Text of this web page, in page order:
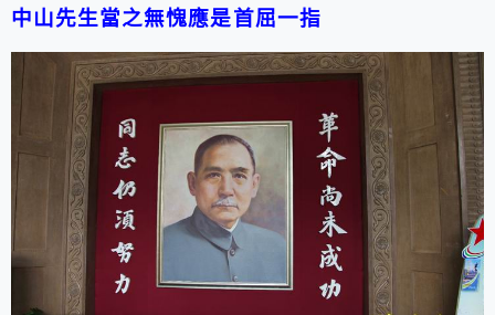
中山先生當之無愧應是首屈一指